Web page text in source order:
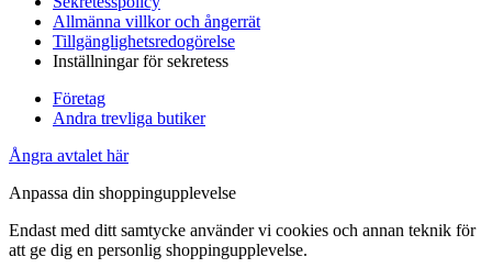
Allmänna villkor och ångerrät
Tillgänglighetsredogörelse
Inställningar för sekretess
Företag
Andra trevliga butiker
Ångra avtalet här
Anpassa din shoppingupplevelse
Endast med ditt samtycke använder vi cookies och annan teknik för
att ge dig en personlig shoppingupplevelse.